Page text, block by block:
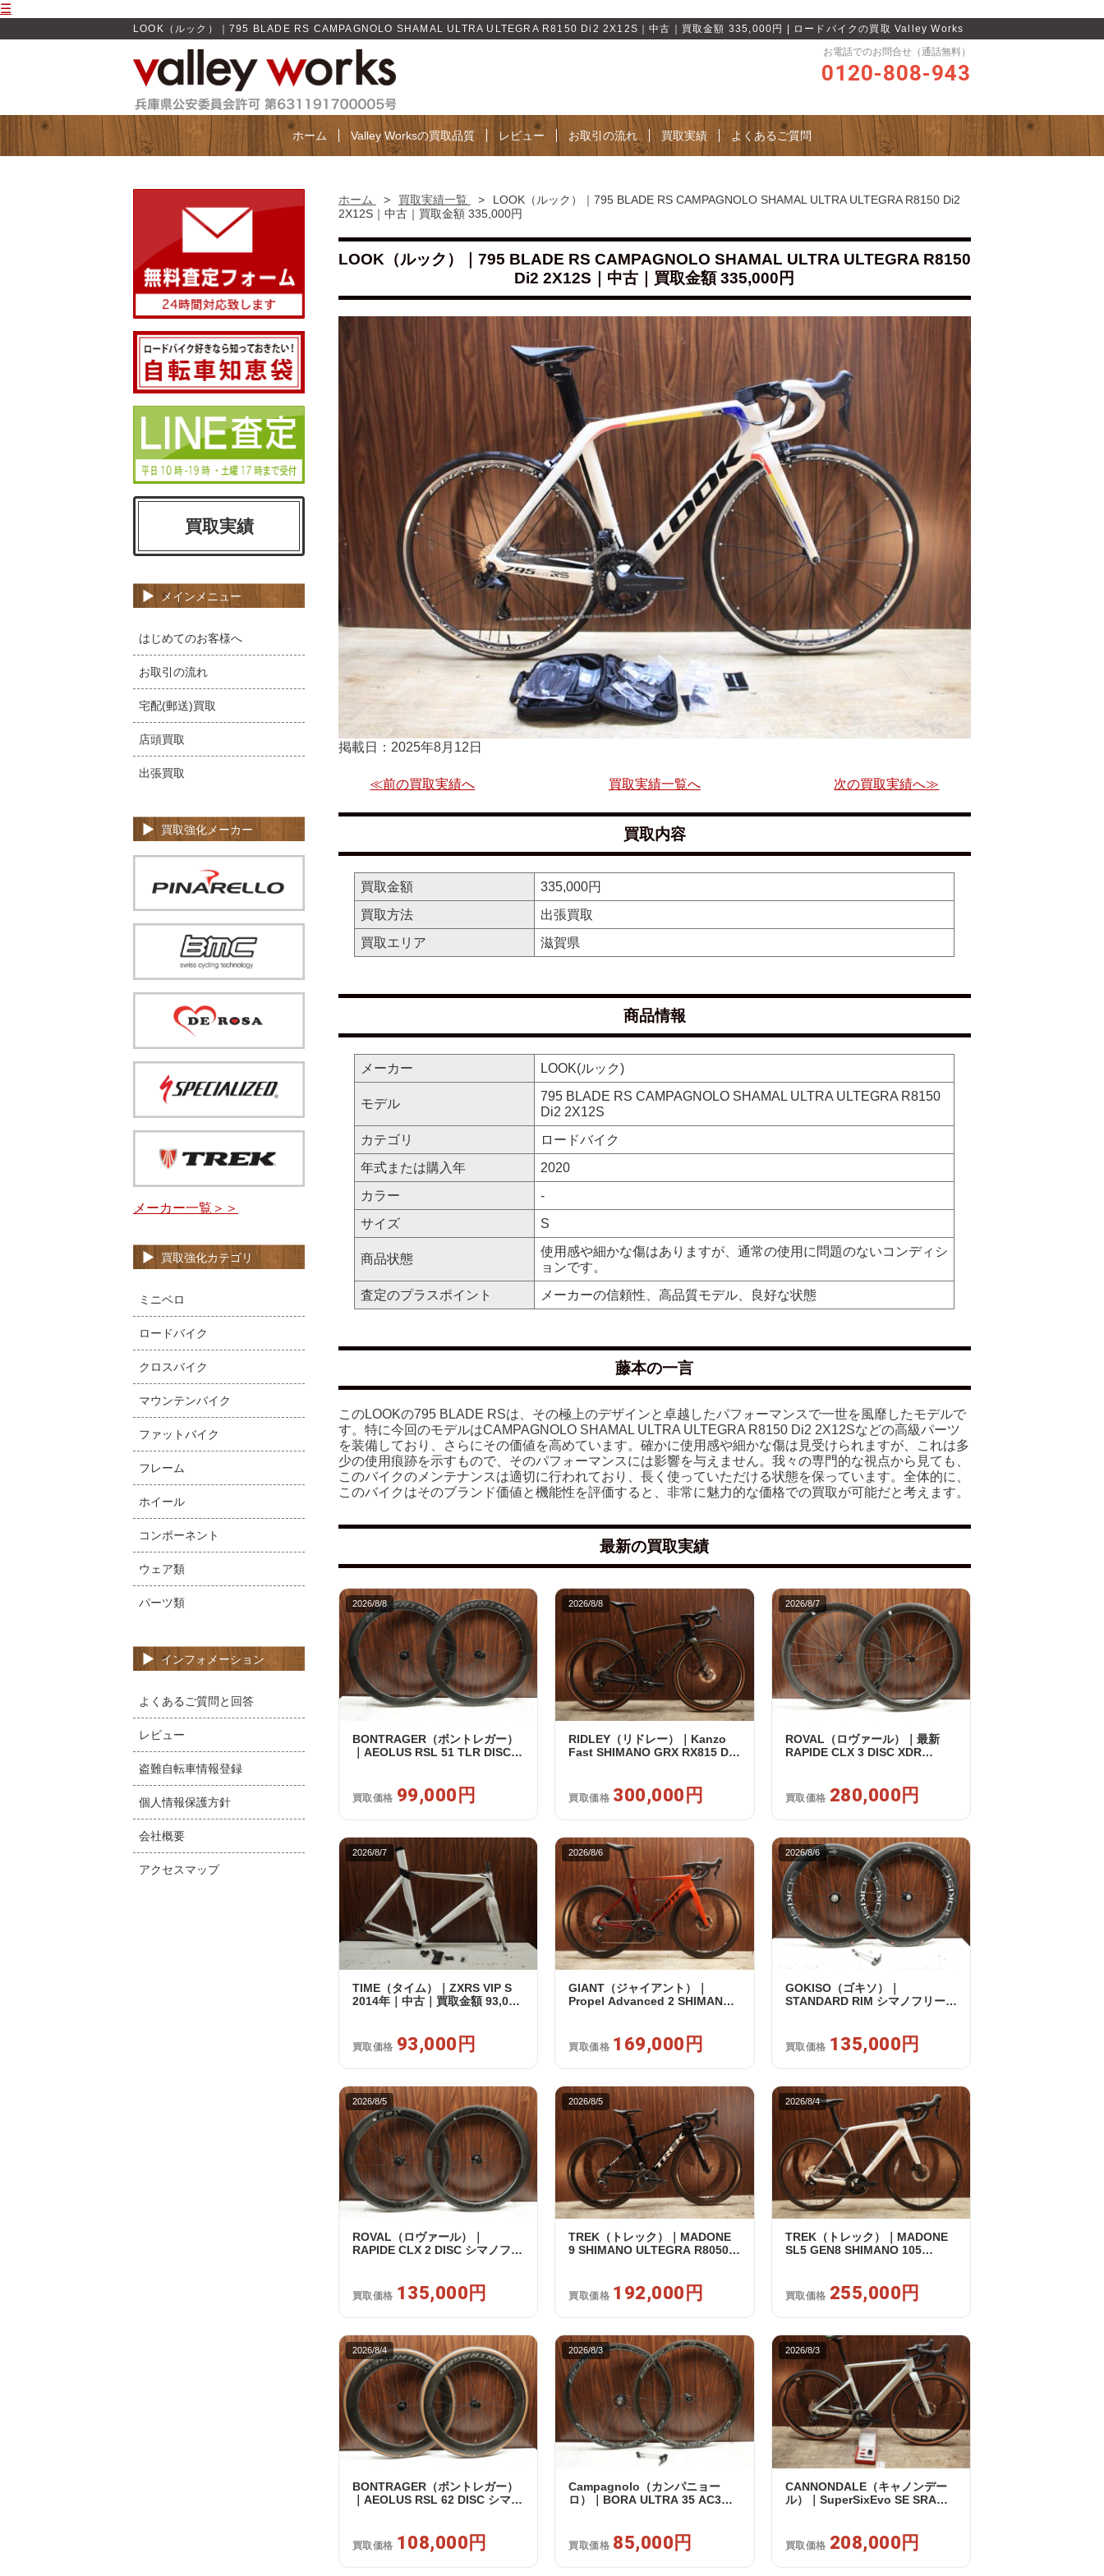
☰
LOOK（ルック）｜795 BLADE RS CAMPAGNOLO SHAMAL ULTRA ULTEGRA R8150 Di2 2X12S｜中古｜買取金額 335,000円 | ロードバイクの買取 Valley Works
お電話でのお問合せ（通話無料）
0120-808-943
ホーム Valley Worksの買取品質 レビュー お取引の流れ 買取実績 よくあるご質問
ホーム > 買取実績一覧 >
LOOK（ルック）｜795 BLADE RS CAMPAGNOLO SHAMAL ULTRA ULTEGRA R8150 Di2
2X12S｜中古｜買取金額 335,000円
LOOK（ルック）｜795 BLADE RS CAMPAGNOLO SHAMAL ULTRA ULTEGRA R8150
Di2 2X12S｜中古｜買取金額 335,000円
掲載日：2025年8月12日
≪前の買取実績へ 買取実績一覧へ 次の買取実績へ≫
買取内容
買取金額
335,000円
買取方法
出張買取
買取エリア
滋賀県
商品情報
メーカー LOOK(ルック)
モデル
795 BLADE RS CAMPAGNOLO SHAMAL ULTRA ULTEGRA R8150
Di2 2X12S
カテゴリ
ロードバイク
年式または購入年
2020
カラー
-
サイズ
S
商品状態
使用感や細かな傷はありますが、通常の使用に問題のないコンディシ
ョンです。
査定のプラスポイント
メーカーの信頼性、高品質モデル、良好な状態
藤本の一言
このLOOKの795 BLADE RSは、その極上のデザインと卓越したパフォーマンスで一世を風靡したモデルで
す。特に今回のモデルはCAMPAGNOLO SHAMAL ULTRA ULTEGRA R8150 Di2 2X12Sなどの高級パーツ
を装備しており、さらにその価値を高めています。確かに使用感や細かな傷は見受けられますが、これは多
少の使用痕跡を示すもので、そのパフォーマンスには影響を与えません。我々の専門的な視点から見ても、
このバイクのメンテナンスは適切に行われており、長く使っていただける状態を保っています。全体的に、
このバイクはそのブランド価値と機能性を評価すると、非常に魅力的な価格での買取が可能だと考えます。
最新の買取実績
2026/8/8
BONTRAGER（ボントレガー）
｜AEOLUS RSL 51 TLR DISC
99,000円
買取価格 99,000円
2026/8/8
RIDLEY（リドレー）｜Kanzo
Fast SHIMANO GRX RX815 Di2
買取価格 300,000円
2026/8/7
ROVAL（ロヴァール）｜最新
RAPIDE CLX 3 DISC XDR
買取価格 280,000円
2026/8/7
TIME（タイム）｜ZXRS VIP S
2014年｜中古｜買取金額 93,000
買取価格 93,000円
2026/8/6
GIANT（ジャイアント）｜
Propel Advanced 2 SHIMANO
買取価格 169,000円
2026/8/6
GOKISO（ゴキソ）｜
STANDARD RIM シマノフリー
買取価格 135,000円
2026/8/5
ROVAL（ロヴァール）｜
RAPIDE CLX 2 DISC シマノフリ
買取価格 135,000円
2026/8/5
TREK（トレック）｜MADONE
9 SHIMANO ULTEGRA R8050
買取価格 192,000円
2026/8/4
TREK（トレック）｜MADONE
SL5 GEN8 SHIMANO 105
円
買取価格 255,000円
2026/8/4
BONTRAGER（ボントレガー）
｜AEOLUS RSL 62 DISC シマノ
買取価格 108,000円
2026/8/3
Campagnolo（カンパニョー
ロ）｜BORA ULTRA 35 AC3
額 85,000円
買取価格 85,000円
2026/8/3
CANNONDALE（キャノンデー
ル）｜SuperSixEvo SE SRAM
年｜美品｜買取金額 208,000円
買取価格 208,000円
買取実績
メインメニュー
はじめてのお客様へ
お取引の流れ
宅配(郵送)買取
店頭買取
出張買取
買取強化メーカー
メーカー一覧＞＞
買取強化カテゴリ
ミニベロ
ロードバイク
クロスバイク
マウンテンバイク
ファットバイク
フレーム
ホイール
コンポーネント
ウェア類
パーツ類
インフォメーション
よくあるご質問と回答
レビュー
盗難自転車情報登録
個人情報保護方針
会社概要
アクセスマップ